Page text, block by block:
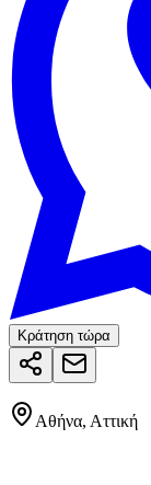
Κράτηση τώρα
Αθήνα, Αττική